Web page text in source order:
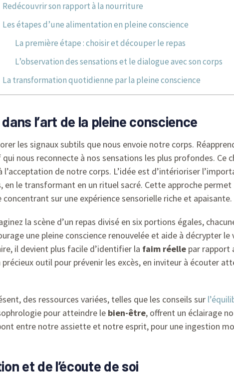
Redécouvrir son rapport à la nourriture
Les étapes d’une alimentation en pleine conscience
La première étape : choisir et découper le repas
L’observation des sensations et le dialogue avec son corps
La transformation quotidienne par la pleine conscience
l’art de la pleine conscience
les signaux subtils que nous envoie notre corps.
nous reconnecte à nos sensations les plus profondes. Ce
de notre corps. L’idée est d’intérioriser
en le transformant en un rituel sacré. Cette approche
sur une expérience sensorielle riche et apaisante.
la scène d’un repas divisé en six portions égales,
une pleine conscience renouvelée et aide à décrypter
il devient plus facile d’identifier la faim réelle par rapport
outil pour prévenir les excès, en inviteur à écouter
des ressources variées, telles que les conseils sur
pour atteindre le bien-être, offrent un éclairage
entre notre assiette et notre esprit, pour une ingestion
et de l’écoute de soi